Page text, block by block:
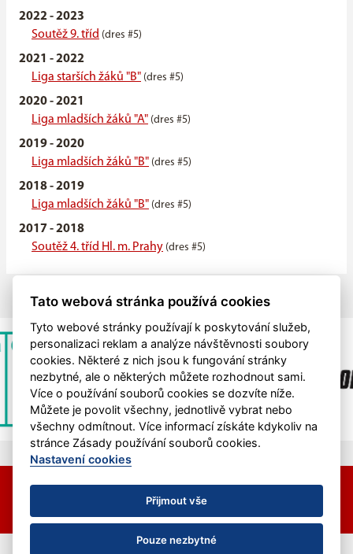
2022 - 2023
Soutěž 9. tříd (dres #5)
2021 - 2022
Liga starších žáků "B" (dres #5)
2020 - 2021
Liga mladších žáků "A" (dres #5)
2019 - 2020
Liga mladších žáků "B" (dres #5)
2018 - 2019
Liga mladších žáků "B" (dres #5)
2017 - 2018
Soutěž 4. tříd Hl. m. Prahy (dres #5)
Nastavení cookies
© 2026 HC Hvězda Praha &eSports.cz
Tato webová stránka používá cookies
Tyto webové stránky používají k poskytování služeb,
personalizaci reklam a analýze návštěvnosti soubory
cookies. Některé z nich jsou k fungování stránky
nezbytné, ale o některých můžete rozhodnout sami.
Více o používání souborů cookies se dozvíte níže.
Můžete je povolit všechny, jednotlivě vybrat nebo
všechny odmítnout. Více informací získáte kdykoliv na
stránce Zásady používání souborů cookies.
Nastavení cookies
Přijmout vše
Pouze nezbytné